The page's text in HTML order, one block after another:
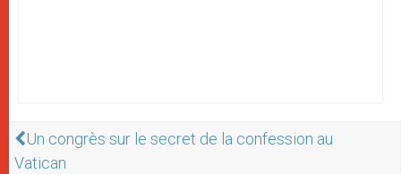
Un congrès sur le secret de la confession au
Vatican